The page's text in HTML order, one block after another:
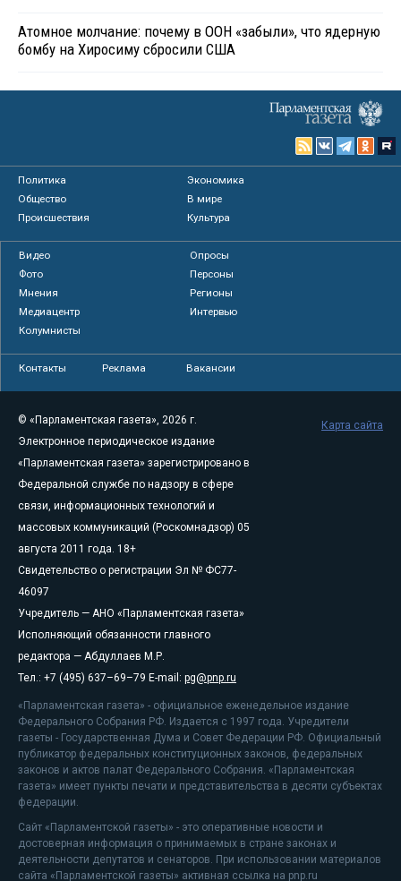
Атомное молчание: почему в ООН «забыли», что ядерную
бомбу на Хиросиму сбросили США
Политика
Экономика
Общество
В мире
Происшествия
Культура
Видео
Опросы
Фото
Персоны
Мнения
Регионы
Медиацентр
Интервью
Колумнисты
Контакты Реклама Вакансии
© «Парламентская газета», 2026 г.
Электронное периодическое издание
«Парламентская газета» зарегистрировано в
Федеральной службе по надзору в сфере
связи, информационных технологий и
массовых коммуникаций (Роскомнадзор) 05
августа 2011 года. 18+
Свидетельство о регистрации Эл № ФС77-
46097
Учредитель — АНО «Парламентская газета»
Исполняющий обязанности главного
редактора — Абдуллаев М.Р.
Тел.: +7 (495) 637–69–79 E-mail: pg@pnp.ru
«Парламентская газета» - официальное еженедельное издание
Федерального Собрания РФ. Издается с 1997 года. Учредители
газеты - Государственная Дума и Совет Федерации РФ. Официальный
публикатор федеральных конституционных законов, федеральных
законов и актов палат Федерального Собрания. «Парламентская
газета» имеет пункты печати и представительства в десяти субъектах
федерации.
Сайт «Парламентской газеты» - это оперативные новости и
достоверная информация о принимаемых в стране законах и
деятельности депутатов и сенаторов. При использовании материалов
сайта «Парламентской газеты» активная ссылка на pnp.ru
Карта сайта